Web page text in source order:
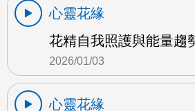
心靈花緣
花精自我照護與能量趨
2026/01/03
心靈花緣